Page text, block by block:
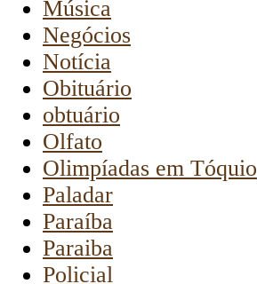
Música
Negócios
Notícia
Obituário
obtuário
Olfato
Olimpíadas em Tóquio
Paladar
Paraíba
Paraiba
Policial